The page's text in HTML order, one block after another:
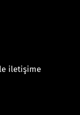
iletişime